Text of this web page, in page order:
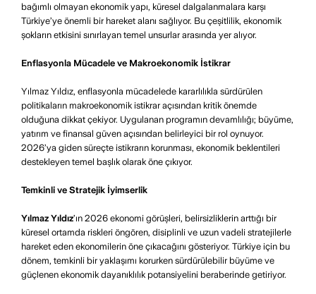
bağımlı olmayan ekonomik yapı, küresel dalgalanmalara karşı
Türkiye’ye önemli bir hareket alanı sağlıyor. Bu çeşitlilik, ekonomik
şokların etkisini sınırlayan temel unsurlar arasında yer alıyor.
Enflasyonla Mücadele ve Makroekonomik İstikrar
Yılmaz Yıldız, enflasyonla mücadelede kararlılıkla sürdürülen
politikaların makroekonomik istikrar açısından kritik önemde
olduğuna dikkat çekiyor. Uygulanan programın devamlılığı; büyüme,
yatırım ve finansal güven açısından belirleyici bir rol oynuyor.
2026’ya giden süreçte istikrarın korunması, ekonomik beklentileri
destekleyen temel başlık olarak öne çıkıyor.
Temkinli ve Stratejik İyimserlik
Yılmaz Yıldız’ın 2026 ekonomi görüşleri, belirsizliklerin arttığı bir
küresel ortamda riskleri öngören, disiplinli ve uzun vadeli stratejilerle
hareket eden ekonomilerin öne çıkacağını gösteriyor. Türkiye için bu
dönem, temkinli bir yaklaşımı korurken sürdürülebilir büyüme ve
güçlenen ekonomik dayanıklılık potansiyelini beraberinde getiriyor.